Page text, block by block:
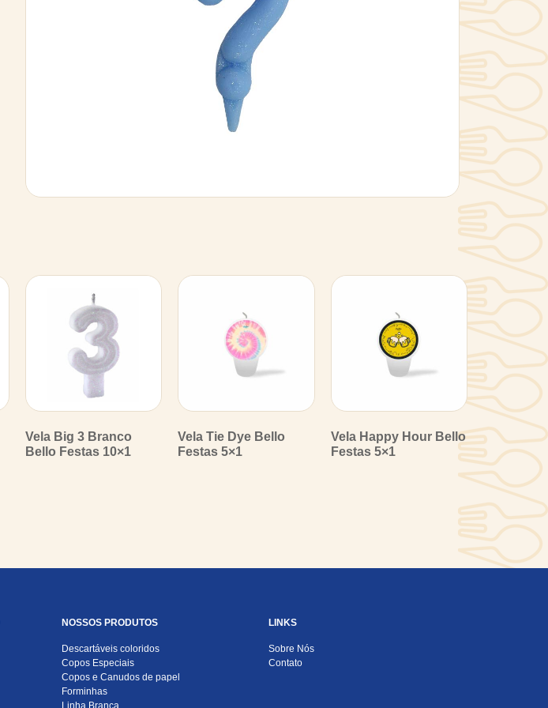
Vela Big 3 Branco
Bello Festas 10×1
Vela Tie Dye Bello
Festas 5×1
Vela Happy Hour Bello
Festas 5×1
NOSSOS PRODUTOS
Descartáveis coloridos
Copos Especiais
Copos e Canudos de papel
Forminhas
Linha Branca
LINKS
Sobre Nós
Contato